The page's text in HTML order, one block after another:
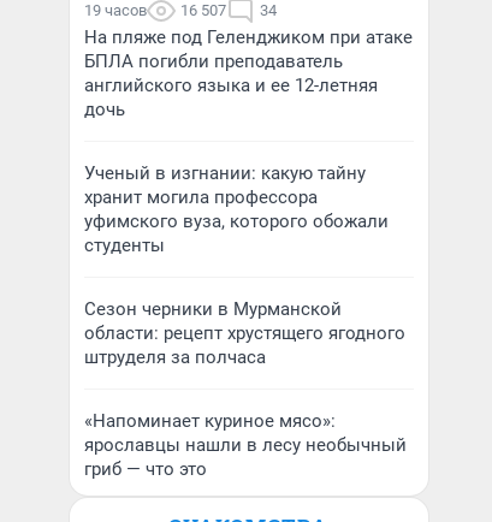
19 часов 16 507 34
На пляже под Геленджиком при атаке
БПЛА погибли преподаватель
английского языка и ее 12-летняя
дочь
Ученый в изгнании: какую тайну
хранит могила профессора
уфимского вуза, которого обожали
студенты
Сезон черники в Мурманской
области: рецепт хрустящего ягодного
штруделя за полчаса
«Напоминает куриное мясо»:
ярославцы нашли в лесу необычный
гриб — что это